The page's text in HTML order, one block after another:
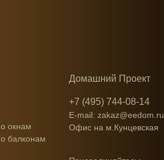
окнам
балконам
Домашний Проект
+7 (495) 744-08-14
E-mail: zakaz@eedom.ru
Офис на м.Кунцевская